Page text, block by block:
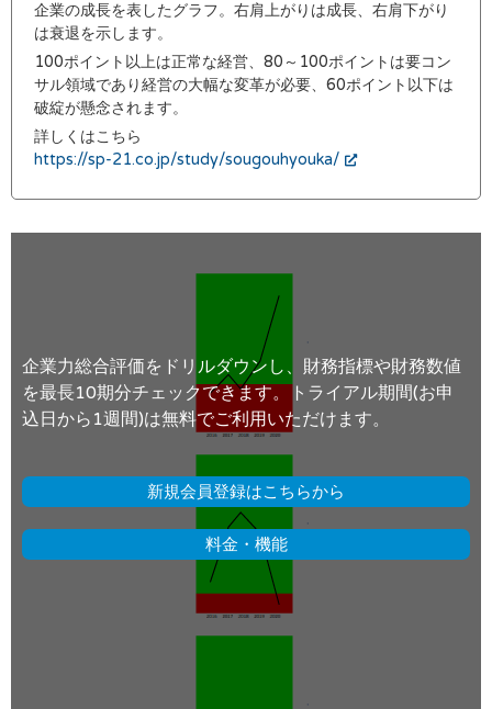
企業の成長を表したグラフ。右肩上がりは成長、右肩下がり
は衰退を示します。
100ポイント以上は正常な経営、80～100ポイントは要コン
サル領域であり経営の大幅な変革が必要、60ポイント以下は
破綻が懸念されます。
詳しくはこちら
https://sp-21.co.jp/study/sougouhyouka/
企業力総合評価をドリルダウンし、財務指標や財務数値
を最長10期分チェックできます。トライアル期間(お申
込日から1週間)は無料でご利用いただけます。
新規会員登録はこちらから
料金・機能